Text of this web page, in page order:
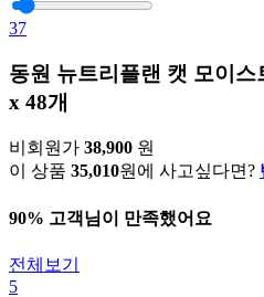
37
동원 뉴트리플랜 캣 모이
x 48개
비회원가 38,900 원
이 상품 35,010원에 사고싶다면?
90% 고객님이 만족했어요
전체보기
5